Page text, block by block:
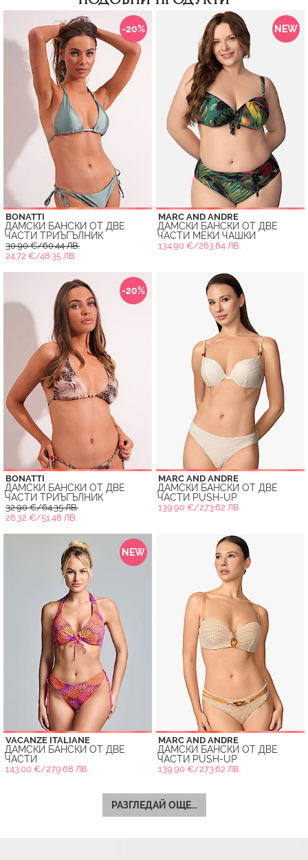
-20%
BONATTI
ДАМСКИ БАНСКИ ОТ ДВЕ
ЧАСТИ ТРИЪГЪЛНИК
30.90 €/60.44 ЛВ.
24.72 €/48.35 ЛВ.
NEW
MARC AND ANDRE
ДАМСКИ БАНСКИ ОТ ДВЕ
ЧАСТИ МЕКИ ЧАШКИ
134.90 €/263.84 ЛВ.
-20%
BONATTI
ДАМСКИ БАНСКИ ОТ ДВЕ
ЧАСТИ ТРИЪГЪЛНИК
32.90 €/64.35 ЛВ.
26.32 €/51.48 ЛВ.
MARC AND ANDRE
ДАМСКИ БАНСКИ ОТ ДВЕ
ЧАСТИ PUSH-UP
139.90 €/273.62 ЛВ.
NEW
VACANZE ITALIANE
ДАМСКИ БАНСКИ ОТ ДВЕ
ЧАСТИ
143.00 €/279.68 ЛВ.
MARC AND ANDRE
ДАМСКИ БАНСКИ ОТ ДВЕ
ЧАСТИ PUSH-UP
139.90 €/273.62 ЛВ.
РАЗГЛЕДАЙ ОЩЕ...